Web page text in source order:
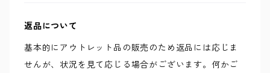
返品について
基本的にアウトレット品の販売のため返品には応じま
せんが、状況を見て応じる場合がございます。何かご